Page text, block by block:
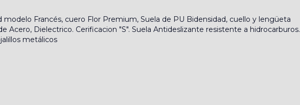
modelo Francés, cuero Flor Premium, Suela de PU Bidensidad, cuello y lengüeta
Acero, Dielectrico. Cerificacion "S". Suela Antideslizante resistente a hidrocarburos.
metálicos